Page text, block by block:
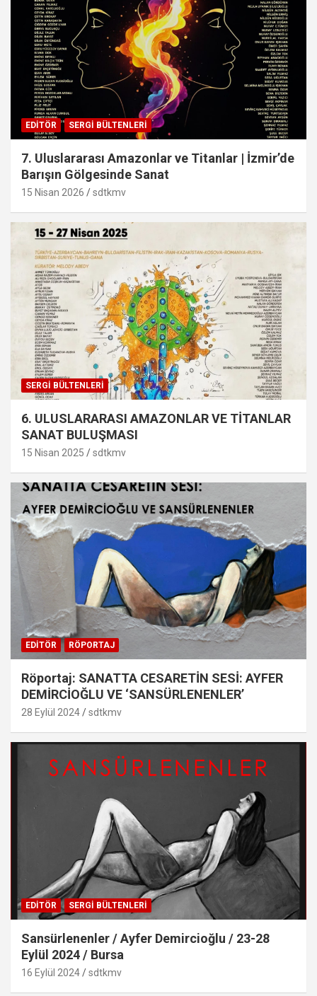
EDITÖR SERGI BÜLTENLERI
7. Uluslararası Amazonlar ve Titanlar | İzmir’de
Barışın Gölgesinde Sanat
15 Nisan 2026 sdtkmv
SERGI BÜLTENLERI
6. ULUSLARARASI AMAZONLAR VE TİTANLAR
SANAT BULUŞMASI
15 Nisan 2025 sdtkmv
EDITÖR RÖPORTAJ
Röportaj: SANATTA CESARETİN SESİ: AYFER
DEMİRCİOĞLU VE ‘SANSÜRLENENLER’
28 Eylül 2024 sdtkmv
EDITÖR SERGI BÜLTENLERI
Sansürlenenler / Ayfer Demircioğlu / 23-28
Eylül 2024 / Bursa
16 Eylül 2024 sdtkmv